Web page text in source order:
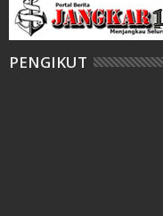
PENGIKUT